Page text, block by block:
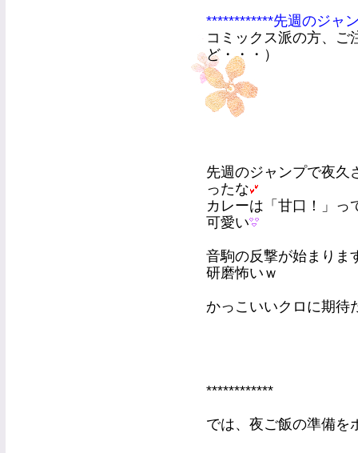
************先週のジャ
コミックス派の方、ご
ど・・・）
先週のジャンプで夜久
ったな
カレーは「甘口！」っ
可愛い
音駒の反撃が始まりま
研磨怖いｗ
かっこいいクロに期待
************
では、夜ご飯の準備を